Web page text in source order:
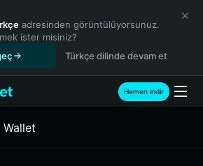
adresinden görüntülüyorsunuz.
ister misiniz?
Türkçe dilinde devam et
Hemen indir
Wallet